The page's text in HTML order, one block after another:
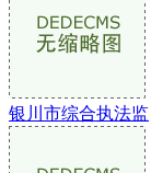
银川市综合执法监